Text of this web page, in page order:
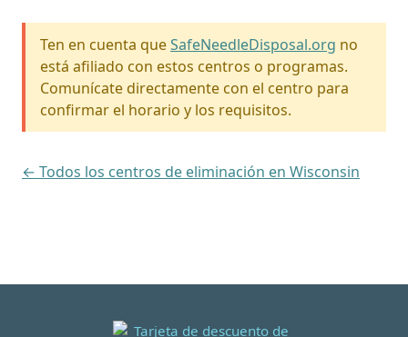
Ten en cuenta queSafeNeedleDisposal.org no
está afiliado con estos centros o programas.
Comunícate directamente con el centro para
confirmar el horario y los requisitos.
← Todos los centros de eliminación en Wisconsin